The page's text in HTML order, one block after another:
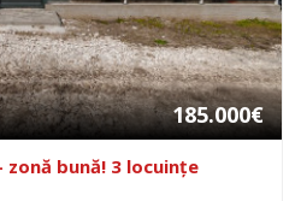
185.000€
zonă bună! 3 locuințe